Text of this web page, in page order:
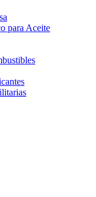
para Aceite